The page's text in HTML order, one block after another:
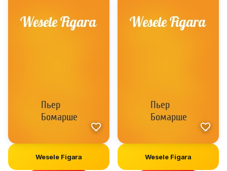
Wesele Figara Wesele Figara